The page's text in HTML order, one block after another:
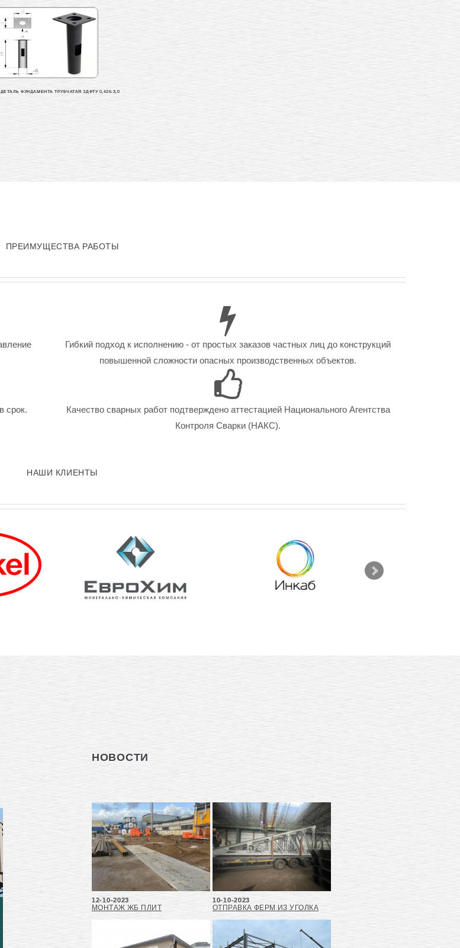
ФУНДАМЕНТА ТРУБЧАТАЯ ЗДФТУ 0,426-3,0
ПРЕИМУЩЕСТВА РАБОТЫ
Гибкий подход к исполнению - от простых заказов частных лиц до конструкций
повышенной сложности опасных производственных объектов.
срок.
Качество сварных работ подтверждено аттестацией Национального Агентства
Контроля Сварки (НАКС).
НАШИ КЛИЕНТЫ
НОВОСТИ
12-10-2023
МОНТАЖ ЖБ ПЛИТ
10-10-2023
ОТПРАВКА ФЕРМ ИЗ УГОЛКА